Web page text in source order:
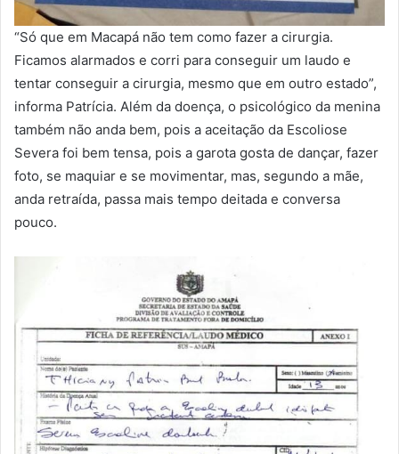
“Só que em Macapá não tem como fazer a cirurgia.
Ficamos alarmados e corri para conseguir um laudo e
tentar conseguir a cirurgia, mesmo que em outro estado”,
informa Patrícia. Além da doença, o psicológico da menina
também não anda bem, pois a aceitação da Escoliose
Severa foi bem tensa, pois a garota gosta de dançar, fazer
foto, se maquiar e se movimentar, mas, segundo a mãe,
anda retraída, passa mais tempo deitada e conversa
pouco.